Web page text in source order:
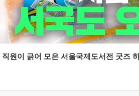
직원이 긁어 모은 서울국제도서전 굿즈